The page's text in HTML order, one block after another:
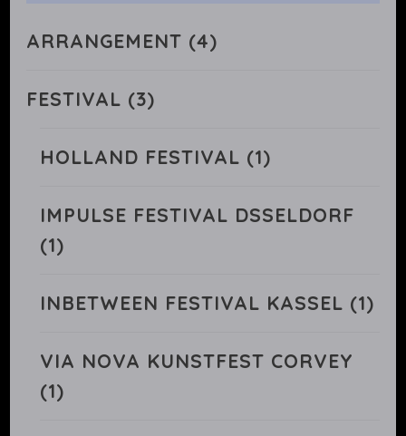
ARRANGEMENT (4)
FESTIVAL (3)
HOLLAND FESTIVAL (1)
IMPULSE FESTIVAL DSSELDORF
(1)
INBETWEEN FESTIVAL KASSEL (1)
VIA NOVA KUNSTFEST CORVEY
(1)